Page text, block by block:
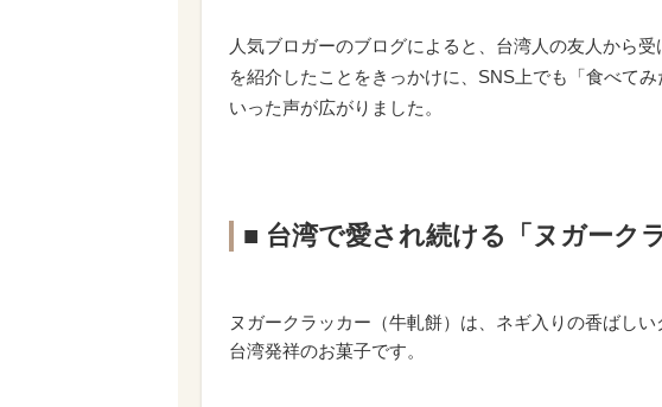
人気ブロガーのブログによると、台湾人の友人から
を紹介したことをきっかけに、SNS上でも「食べて
いった声が広がりました。
■ 台湾で愛され続ける「ヌガーク
ヌガークラッカー（牛軋餅）は、ネギ入りの香ばし
台湾発祥のお菓子です。